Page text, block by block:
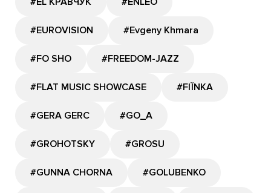
#EUROVISION #Evgeny Khmara
#FO SHO #FREEDOM-JAZZ
#FLAT MUSIC SHOWCASE #FIЇNKA
#GERA GERC #GО_A
#GROHOTSKY #GROSU
#GUNNA CHORNA #GOLUBENKO